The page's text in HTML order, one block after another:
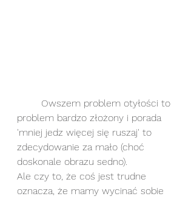
problem bardzo złożony i porada
'mniej jedz więcej się ruszaj' to
zdecydowanie za mało (choć
doskonale obrazu sedno).
Ale czy to, że coś jest trudne
oznacza, że mamy wycinać sobie